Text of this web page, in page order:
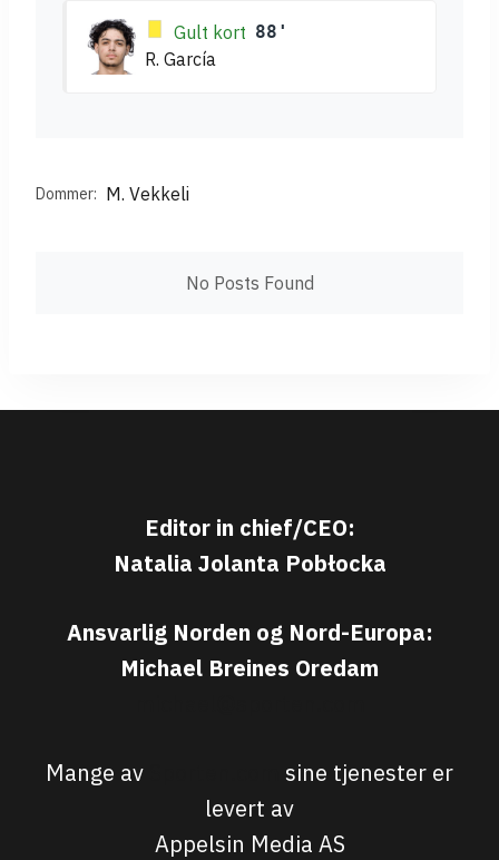
Gult kort 88'
R. García
Dommer: M. Vekkeli
No Posts Found
Editor in chief/CEO:
Natalia Jolanta Pobłocka
Ansvarlig Norden og Nord-Europa:
Michael Breines Oredam
Mange av
sine tjenester er
levert av
Appelsin Media AS